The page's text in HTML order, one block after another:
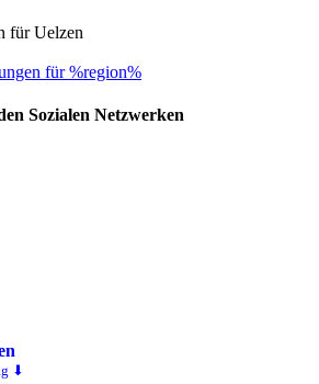
für Uelzen
Sozialen Netzwerken
⬇